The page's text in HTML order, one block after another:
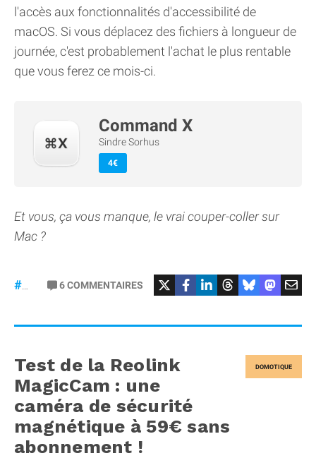
l'accès aux fonctionnalités d'accessibilité de
macOS. Si vous déplacez des fichiers à longueur de
journée, c'est probablement l'achat le plus rentable
que vous ferez ce mois-ci.
Command X
Sindre Sorhus
4€
Et vous, ça vous manque, le vrai couper-coller sur
Mac ?
6COMMENTAIRES
DOMOTIQUE
Test de la Reolink
MagicCam : une
caméra de sécurité
magnétique à 59€ sans
abonnement !